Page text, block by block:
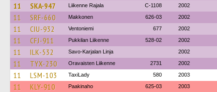
11 SKA-947 Liikenne Rajala C-1108 2002
11 SRF-660 Makkonen 626-03 2002
11 CIU-932 Ventoniemi 677 2002
11 CFJ-911 Pukkilan Liikenne 528-02 2002
11 ILK-532 Savo-Karjalan Linja 2002
11 TYX-230 Oravaisten Liikenne 2731 2002
11 LSM-103 TaxiLady 580 2003
11 KLY-910 Paakinaho 625-03 2003